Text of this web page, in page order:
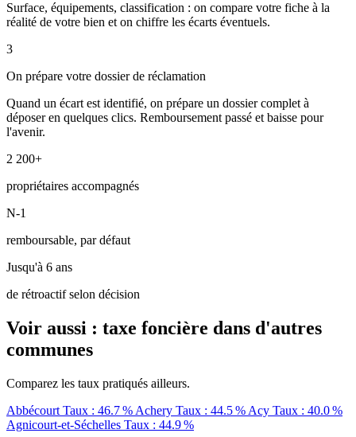
Surface, équipements, classification : on compare votre fiche à la
réalité de votre bien et on chiffre les écarts éventuels.
3
On prépare votre dossier de réclamation
Quand un écart est identifié, on prépare un dossier complet à
déposer en quelques clics. Remboursement passé et baisse pour
l'avenir.
2 200+
propriétaires accompagnés
N-1
remboursable, par défaut
Jusqu'à 6 ans
de rétroactif selon décision
Voir aussi : taxe foncière dans d'autres
communes
Comparez les taux pratiqués ailleurs.
Abbécourt Taux : 46.7 % Achery Taux : 44.5 % Acy Taux : 40.0 %
Agnicourt-et-Séchelles Taux : 44.9 %